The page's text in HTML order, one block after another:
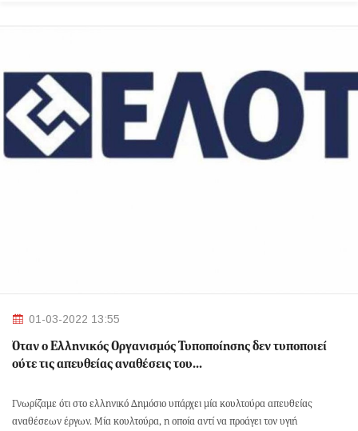
01-03-2022 13:55
Όταν ο Ελληνικός Οργανισμός Τυποποίησης δεν τυποποιεί
ούτε τις απευθείας αναθέσεις του…
Γνωρίζαμε ότι στο ελληνικό Δημόσιο υπάρχει μία κουλτούρα απευθείας
αναθέσεων έργων. Μία κουλτούρα, η οποία αντί να προάγει τον υγιή